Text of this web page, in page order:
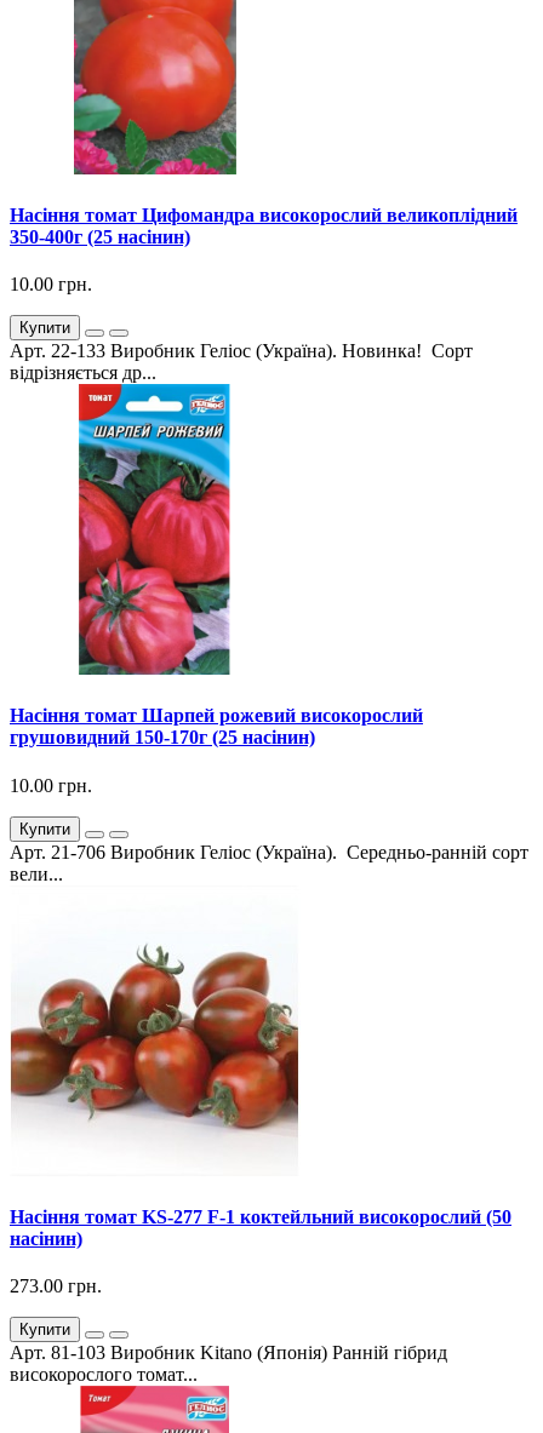
Насіння томат Цифомандра високорослий великоплідний
350-400г (25 насінин)
10.00 грн.
Купити
Арт. 22-133 Виробник Геліос (Україна). Новинка! Сорт
відрізняється др...
Насіння томат Шарпей рожевий високорослий
грушовидний 150-170г (25 насінин)
10.00 грн.
Купити
Арт. 21-706 Виробник Геліос (Україна). Середньо-ранній сорт
вели...
Насіння томат KS-277 F-1 коктейльний високорослий (50
насінин)
273.00 грн.
Купити
Арт. 81-103 Виробник Kitano (Японія) Ранній гібрид
високорослого томат...